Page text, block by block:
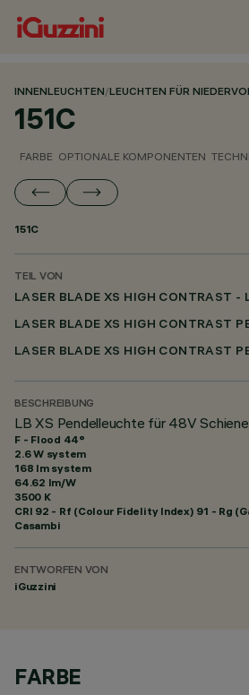
INNENLEUCHTEN/LEUCHTEN FÜR
151C
FARBE OPTIONALE KOMPONENTEN
151C
TEIL VON
LASER BLADE XS HIGH CONTRAST -
LASER BLADE XS HIGH CONTRAST
LASER BLADE XS HIGH CONTRAST
BESCHREIBUNG
LB XS Pendelleuchte für 48V
F - Flood 44°
2.6 W system
168 lm system
64.62 lm/W
3500 K
CRI 92 - Rf (Colour Fidelity Index) 91 - Rg
Casambi
ENTWORFEN VON
iGuzzini
FARBE